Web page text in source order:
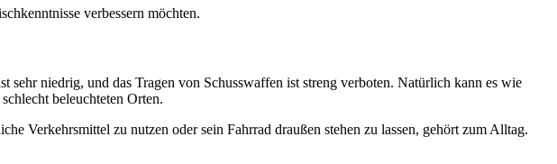
verbessern möchten.
niedrig, und das Tragen von Schusswaffen ist streng verboten. Natürlich kann es wie
beleuchteten Orten.
Verkehrsmittel zu nutzen oder sein Fahrrad draußen stehen zu lassen, gehört zum Alltag.